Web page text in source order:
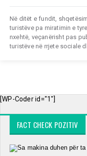
Në ditët e fundit,
turistëve pa miratimin e
nxehtë, veçanërisht pas
turistëve në rrjete sociale
[WP-Coder id="1"]
FACT CHECK POZITIV